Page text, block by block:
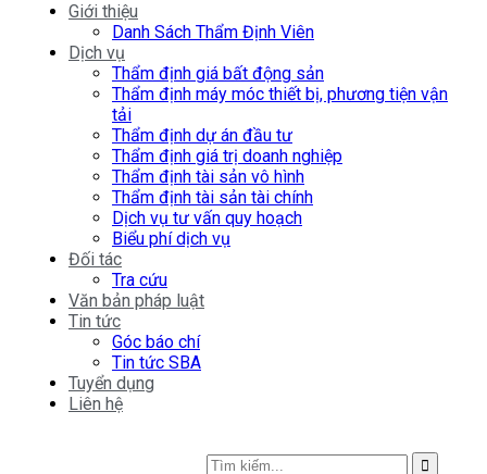
Giới thiệu
Danh Sách Thẩm Định Viên
Dịch vụ
Thẩm định giá bất động sản
Thẩm định máy móc thiết bị, phương tiện vận
tải
Thẩm định dự án đầu tư
Thẩm định giá trị doanh nghiệp
Thẩm định tài sản vô hình
Thẩm định tài sản tài chính
Dịch vụ tư vấn quy hoạch
Biểu phí dịch vụ
Đối tác
Tra cứu
Văn bản pháp luật
Tin tức
Góc báo chí
Tin tức SBA
Tuyển dụng
Liên hệ